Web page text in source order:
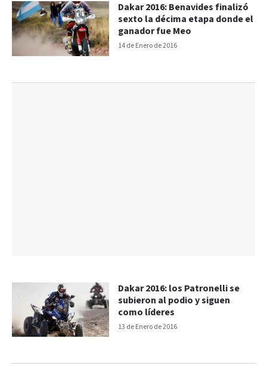
14 de Enero de 2016
Dakar 2016: Benavides finalizó
sexto la décima etapa donde el
ganador fue Meo
13 de Enero de 2016
Dakar 2016: los Patronelli se
subieron al podio y siguen
como líderes